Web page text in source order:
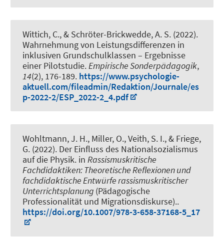
Wittich, C., & Schröter-Brickwedde, A. S. (2022).
Wahrnehmung von Leistungsdifferenzen in
inklusiven Grundschulklassen – Ergebnisse
einer Pilotstudie.Empirische Sonderpädagogik,
14(2), 176-189. https://www.psychologie-
aktuell.com/fileadmin/Redaktion/Journale/es
p-2022-2/ESP_2022-2_4.pdf
Wohltmann, J. H., Miller, O., Veith, S. I., & Friege,
G. (2022). Der Einfluss des Nationalsozialismus
auf die Physik. in Rassismuskritische
Fachdidaktiken: Theoretische Reflexionen und
fachdidaktische Entwürfe rassismuskritischer
Unterrichtsplanung (Pädagogische
Professionalität und Migrationsdiskurse)..
https://doi.org/10.1007/978-3-658-37168-5_17